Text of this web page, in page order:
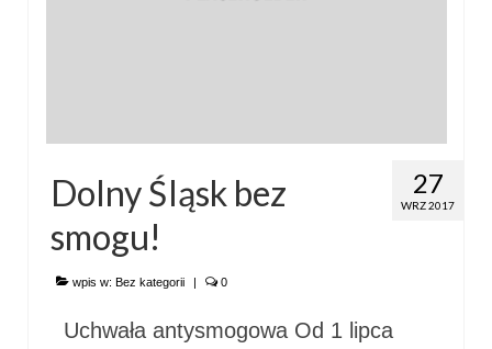
27
WRZ 2017
Dolny Śląsk bez
smogu!
wpis w: Bez kategorii 0
Uchwała antysmogowa Od 1 lipca